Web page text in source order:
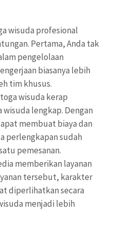
wisuda profesional
Pertama, Anda tak
pengelolaan
biasanya lebih
tim khusus.
wisuda kerap
lengkap. Dengan
membuat biaya dan
perlengkapan sudah
pemesanan.
memberikan layanan
tersebut, karakter
diperlihatkan secara
menjadi lebih